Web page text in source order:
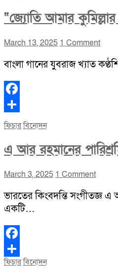
“জ্যোতি আমার
March 13, 2025 1 Comment
বাংলা গানের যুবরাজ খ্যাত
Facebook
Share
ফিচারবিনোদন
এ আর রহমানের
March 3, 2025 1 Comment
ভারতের কিংবদন্তি সংগীতজ্ঞ এ
একটি…
Facebook
Share
ফিচারবিনোদন